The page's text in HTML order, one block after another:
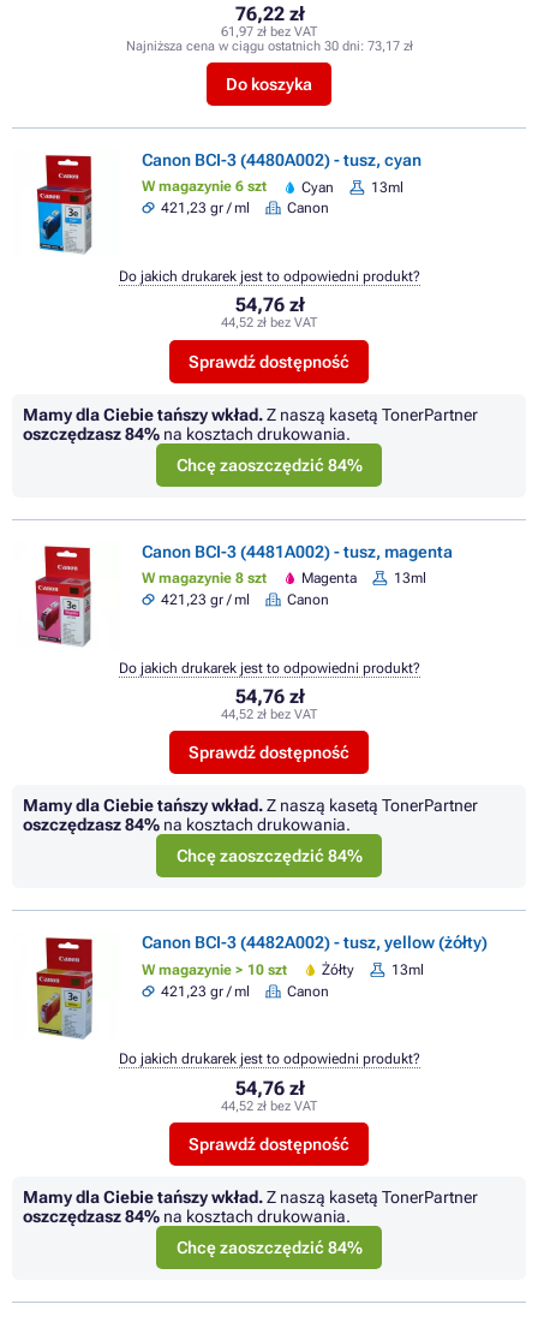
76,22 zł
61,97 zł bez VAT
Najniższa cena w ciągu ostatnich 30 dni: 73,17 zł
Do koszyka
Canon BCI-3 (4480A002) - tusz, cyan
W magazynie 6 szt Cyan
13ml
421,23 gr / ml
Canon
54,76 zł
44,52 zł bez VAT
Sprawdź dostępność
Do jakich drukarek jest to odpowiedni produkt?
Mamy dla Ciebie tańszy wkład.Z naszą kasetą TonerPartner
oszczędzasz84% na kosztach drukowania.
Chcę zaoszczędzić 84%
Canon BCI-3 (4481A002) - tusz, magenta
W magazynie 8 szt Magenta
13ml
421,23 gr / ml
Canon
54,76 zł
44,52 zł bez VAT
Sprawdź dostępność
Do jakich drukarek jest to odpowiedni produkt?
Mamy dla Ciebie tańszy wkład.Z naszą kasetą TonerPartner
oszczędzasz84% na kosztach drukowania.
Chcę zaoszczędzić 84%
Canon BCI-3 (4482A002) - tusz, yellow (żółty)
W magazynie > 10 szt Żółty
13ml
421,23 gr / ml
Canon
54,76 zł
44,52 zł bez VAT
Sprawdź dostępność
Do jakich drukarek jest to odpowiedni produkt?
Mamy dla Ciebie tańszy wkład.Z naszą kasetą TonerPartner
oszczędzasz84% na kosztach drukowania.
Chcę zaoszczędzić 84%